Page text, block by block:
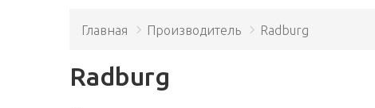
Главная Производитель Radburg
Radburg